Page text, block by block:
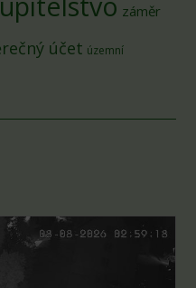
záměr
účet územní